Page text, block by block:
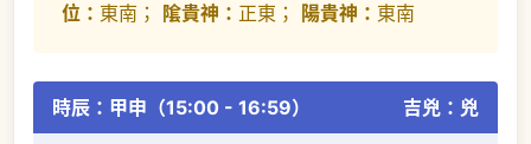
位： 東南； 隂貴神： 正東； 陽貴神： 東南
時辰：甲申（15:00 - 16:59） 吉兇：兇